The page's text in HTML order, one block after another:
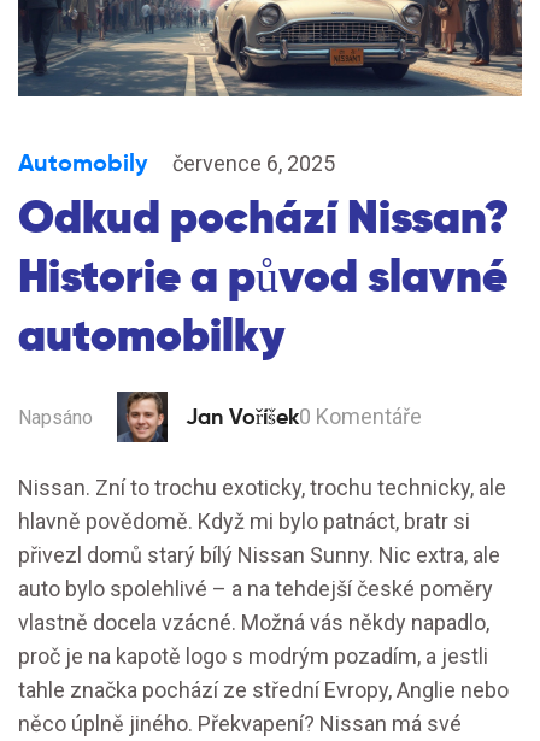
Automobily července 6, 2025
Odkud pochází Nissan?
Historie a původ slavné
automobilky
Napsáno Jan Voříšek0 Komentáře
Nissan. Zní to trochu exoticky, trochu technicky, ale
hlavně povědomě. Když mi bylo patnáct, bratr si
přivezl domů starý bílý Nissan Sunny. Nic extra, ale
auto bylo spolehlivé – a na tehdejší české poměry
vlastně docela vzácné. Možná vás někdy napadlo,
proč je na kapotě logo s modrým pozadím, a jestli
tahle značka pochází ze střední Evropy, Anglie nebo
něco úplně jiného. Překvapení? Nissan má své